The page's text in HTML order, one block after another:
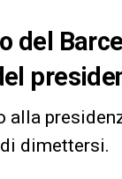
del
alla
dimettersi.